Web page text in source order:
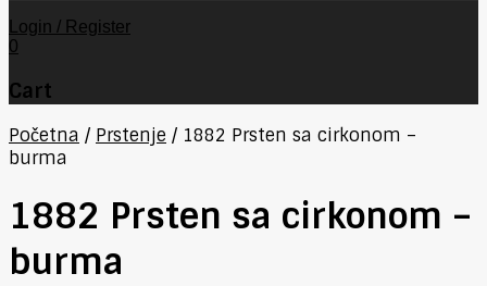
Login / Register
0
Cart
Početna / Prstenje / 1882 Prsten sa cirkonom –
burma
1882 Prsten sa cirkonom –
burma